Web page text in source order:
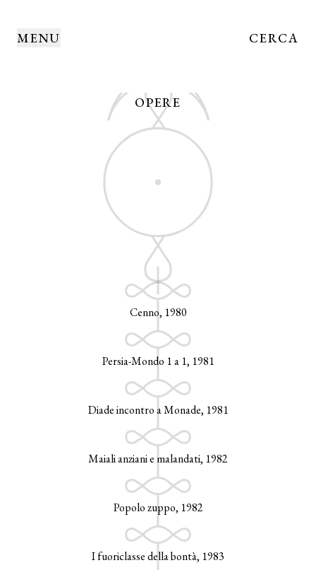
MENU CERCA
OPERE
Cenno, 1980
Persia-Mondo 1 a 1, 1981
Diade incontro a Monade, 1981
Maiali anziani e malandati, 1982
Popolo zuppo, 1982
I fuoriclasse della bontà, 1983